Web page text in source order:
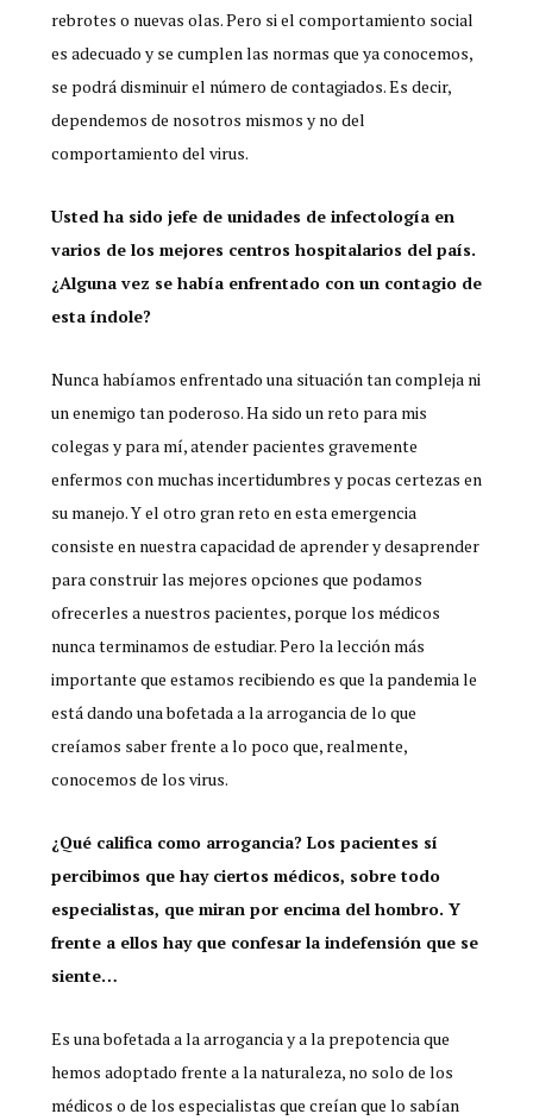
rebrotes o nuevas olas. Pero si el comportamiento social
es adecuado y se cumplen las normas que ya conocemos,
se podrá disminuir el número de contagiados. Es decir,
dependemos de nosotros mismos y no del
comportamiento del virus.
Usted ha sido jefe de unidades de infectología en
varios de los mejores centros hospitalarios del país.
¿Alguna vez se había enfrentado con un contagio de
esta índole?
Nunca habíamos enfrentado una situación tan compleja ni
un enemigo tan poderoso. Ha sido un reto para mis
colegas y para mí, atender pacientes gravemente
enfermos con muchas incertidumbres y pocas certezas en
su manejo. Y el otro gran reto en esta emergencia
consiste en nuestra capacidad de aprender y desaprender
para construir las mejores opciones que podamos
ofrecerles a nuestros pacientes, porque los médicos
nunca terminamos de estudiar. Pero la lección más
importante que estamos recibiendo es que la pandemia le
está dando una bofetada a la arrogancia de lo que
creíamos saber frente a lo poco que, realmente,
conocemos de los virus.
¿Qué califica como arrogancia? Los pacientes sí
percibimos que hay ciertos médicos, sobre todo
especialistas, que miran por encima del hombro. Y
frente a ellos hay que confesar la indefensión que se
siente…
Es una bofetada a la arrogancia y a la prepotencia que
hemos adoptado frente a la naturaleza, no solo de los
médicos o de los especialistas que creían que lo sabían